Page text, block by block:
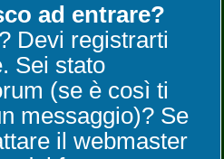
ad entrare?
Devi registrarti
Sei stato
(se è così ti
messaggio)? Se
il webmaster